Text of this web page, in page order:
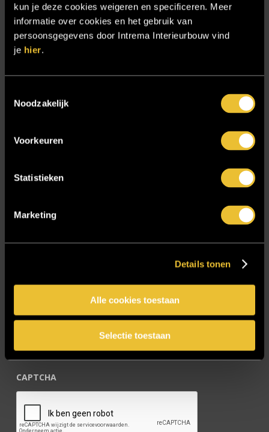
kun je deze cookies weigeren en specificeren. Meer
informatie over cookies en het gebruik van
persoonsgegevens door Intrema Interieurbouw vind
je hier.
Noodzakelijk
Voorkeuren
Statistieken
Marketing
Details tonen
Alle cookies toestaan
Selectie toestaan
Referenties
Samenwerken
Sensire
Showroom
SIDN
TV lift
Vacature Allround monteur interieurbouwer
Zakelijk
CAPTCHA